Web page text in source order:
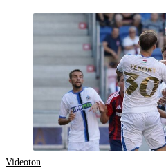
Videoton